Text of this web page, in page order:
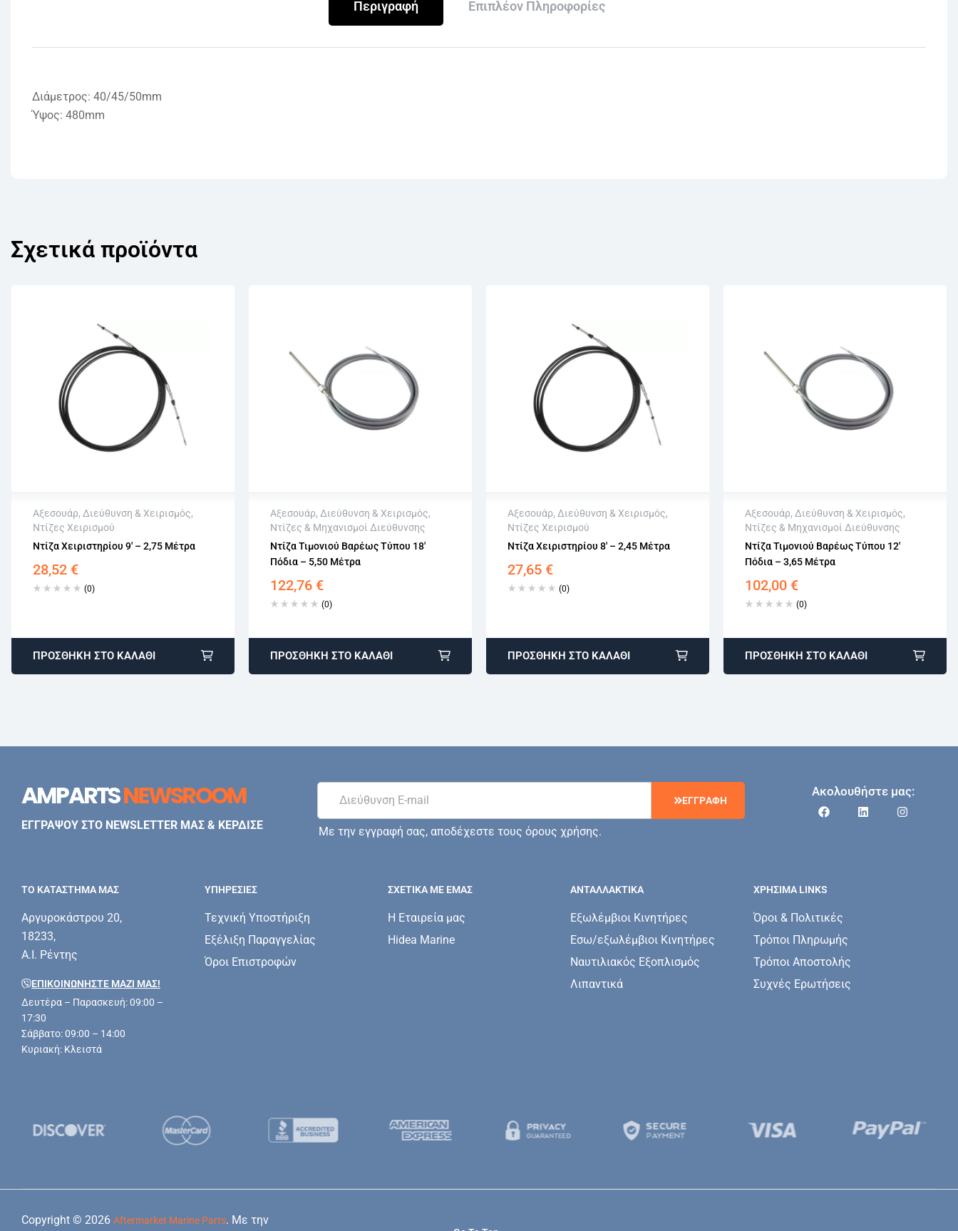
Περιγραφή Επιπλέον Πληροφορίες
Διάμετρος: 40/45/50mm
Ύψος: 480mm
Σχετικά προϊόντα
Αξεσουάρ, Διεύθυνση & Χειρισμός,
Ντίζες Χειρισμού
Ντίζα Χειριστηρίου 9′ – 2,75 Μέτρα
28,52 €
(0)
Επιστροφή εντός 15 εργάσιμων
Αγορά χωρίς εγγραφή
ΠΡΟΣΘΉΚΗ ΣΤΟ ΚΑΛΆΘΙ
Αξεσουάρ, Διεύθυνση & Χειρισμός,
Ντίζες & Μηχανισμοί Διεύθυνσης
Ντίζα Τιμονιού Βαρέως Τύπου 18′
Πόδια – 5,50 Μέτρα
122,76 €
(0)
Επιστροφή εντός 15 εργάσιμων
Αγορά χωρίς εγγραφή
ΠΡΟΣΘΉΚΗ ΣΤΟ ΚΑΛΆΘΙ
Αξεσουάρ, Διεύθυνση & Χειρισμός,
Ντίζες Χειρισμού
Ντίζα Χειριστηρίου 8′ – 2,45 Μέτρα
27,65 €
(0)
Επιστροφή εντός 15 εργάσιμων
Αγορά χωρίς εγγραφή
ΠΡΟΣΘΉΚΗ ΣΤΟ ΚΑΛΆΘΙ
Αξεσουάρ, Διεύθυνση & Χειρισμός,
Ντίζες & Μηχανισμοί Διεύθυνσης
Ντίζα Τιμονιού Βαρέως Τύπου 12′
Πόδια – 3,65 Μέτρα
102,00 €
(0)
Επιστροφή εντός 15 εργάσιμων
Αγορά χωρίς εγγραφή
ΠΡΟΣΘΉΚΗ ΣΤΟ ΚΑΛΆΘΙ
AMPARTSNEWSROOM
ΕΓΓΡΑΨΟΥ ΣΤΟ NEWSLETTER ΜΑΣ & ΚΕΡΔΙΣΕ
ΕΓΓΡΑΦΗ
Με την εγγραφή σας, αποδέχεστε τους όρους χρήσης.
Ακολουθήστε μας:
ΤΟ ΚΑΤΑΣΤΗΜΑ ΜΑΣ
Αργυροκάστρου 20,
18233,
Α.Ι. Ρέντης
ΕΠΙΚΟΙΝΩΝΗΣΤΕ ΜΑΖΊ ΜΑΣ!
Δευτέρα – Παρασκευή: 09:00 –
17:30
Σάββατο: 09:00 – 14:00
Κυριακή: Κλειστά
ΥΠΗΡΕΣΊΕΣ
Τεχνική Υποστήριξη
Εξέλιξη Παραγγελίας
Όροι Επιστροφών
ΣΧΕΤΙΚΆ ΜΕ ΕΜΆΣ
Η Εταιρεία μας
Hidea Marine
ΑΝΤΑΛΛΑΚΤΙΚΑ
Εξωλέμβιοι Κινητήρες
Εσω/εξωλέμβιοι Κινητήρες
Ναυτιλιακός Εξοπλισμός
Λιπαντικά
ΧΡΗΣΙΜΑ LINKS
Όροι & Πολιτικές
Τρόποι Πληρωμής
Τρόποι Αποστολής
Συχνές Ερωτήσεις
Copyright © 2026 Aftermarket Marine Parts. Με την